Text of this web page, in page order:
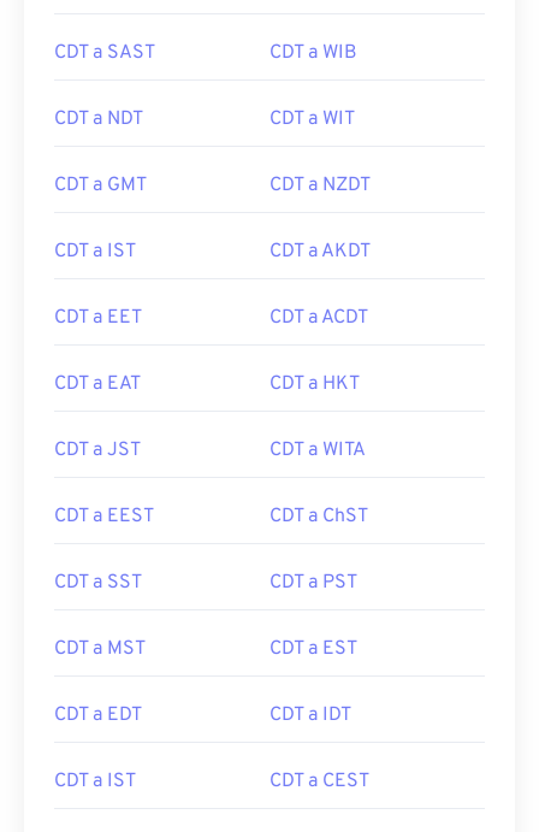
CDT a SAST CDT a WIB
CDT a NDT CDT a WIT
CDT a GMT CDT a NZDT
CDT a IST CDT a AKDT
CDT a EET CDT a ACDT
CDT a EAT CDT a HKT
CDT a JST CDT a WITA
CDT a EEST CDT a ChST
CDT a SST CDT a PST
CDT a MST CDT a EST
CDT a EDT CDT a IDT
CDT a IST CDT a CEST